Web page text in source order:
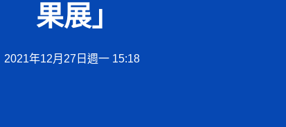
果展」
2021年12月27日週一 15:18